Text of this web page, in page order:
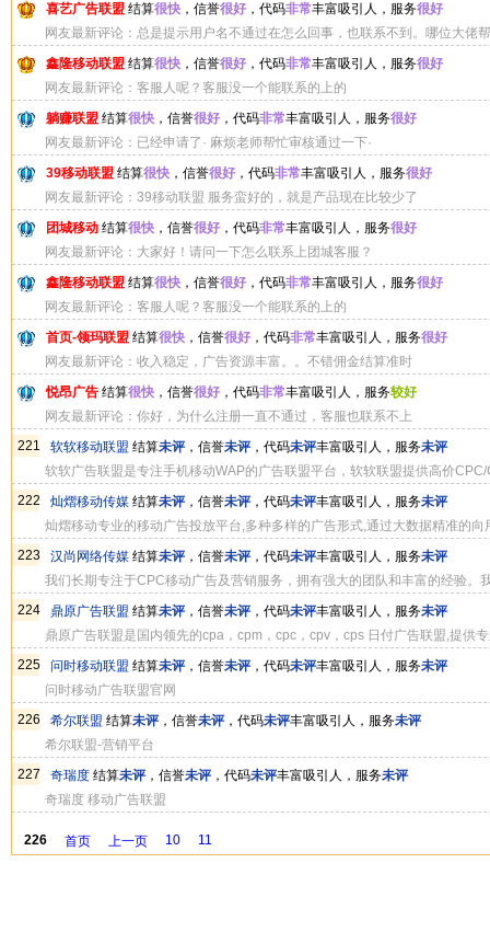
喜艺广告联盟 结算很快 ，信誉很好 ，代码非常丰富吸引人，服务很好
网友最新评论：总是提示用户名不通过在怎么回事，也联系不到。哪位大佬
母
鑫隆移动联盟 结算很快 ，信誉很好 ，代码非常丰富吸引人，服务很好
网友最新评论：客服人呢？客服没一个能联系的上的
躺赚联盟 结算很快 ，信誉很好 ，代码非常丰富吸引人，服务很好
网友最新评论：已经申请了· 麻烦老师帮忙审核通过一下·
39移动联盟 结算很快 ，信誉很好 ，代码非常丰富吸引人，服务很好
网友最新评论：39移动联盟 服务蛮好的，就是产品现在比较少了
团城移动 结算很快 ，信誉很好 ，代码非常丰富吸引人，服务很好
网友最新评论：大家好！请问一下怎么联系上团城客服？
鑫隆移动联盟 结算很快 ，信誉很好 ，代码非常丰富吸引人，服务很好
网友最新评论：客服人呢？客服没一个能联系的上的
首页-领玛联盟 结算很快 ，信誉很好 ，代码非常丰富吸引人，服务很好
网友最新评论：收入稳定，广告资源丰富。。不错佣金结算准时
悦昂广告 结算很快 ，信誉很好 ，代码非常丰富吸引人，服务较好
网友最新评论：你好，为什么注册一直不通过，客服也联系不上
221
软软移动联盟 结算未评 ，信誉未评 ，代码未评丰富吸引人，服务未评
软软广告联盟是专注手机移动WAP的广告联盟平台，软软联盟提供高价
结算稳定快捷等特点，是广告主与站长值得信赖的日付广告联盟平台!
222 灿熠移动传媒 结算未评 ，信誉未评 ，代码未评丰富吸引人，服务未评
灿熠移动专业的移动广告投放平台,多种多样的广告形式,通过大数据精准的
223
汉尚网络传媒 结算未评 ，信誉未评 ，代码未评丰富吸引人，服务未评
我们长期专注于CPC移动广告及营销服务，拥有强大的团队和丰富的经验。
质的服务！<br>
挚诚欢迎广大网站主和广告主的加盟，共创移动广告美好的未来！
224 鼎原广告联盟 结算未评 ，信誉未评 ，代码未评丰富吸引人，服务未评
鼎原广告联盟是国内领先的cpa，cpm，cpc，cpv，cps 日付广告联盟,提供
高，支付信用优，是电商投放广告的最佳选择,最值得信赖的广告联盟，也是
225 问时移动联盟 结算未评 ，信誉未评 ，代码未评丰富吸引人，服务未评
问时移动广告联盟官网
226
希尔联盟 结算未评 ，信誉未评 ，代码未评丰富吸引人，服务未评
希尔联盟-营销平台
227
奇瑞度 结算未评 ，信誉未评 ，代码未评丰富吸引人，服务未评
奇瑞度 移动广告联盟
226 首页 上一页 10 11